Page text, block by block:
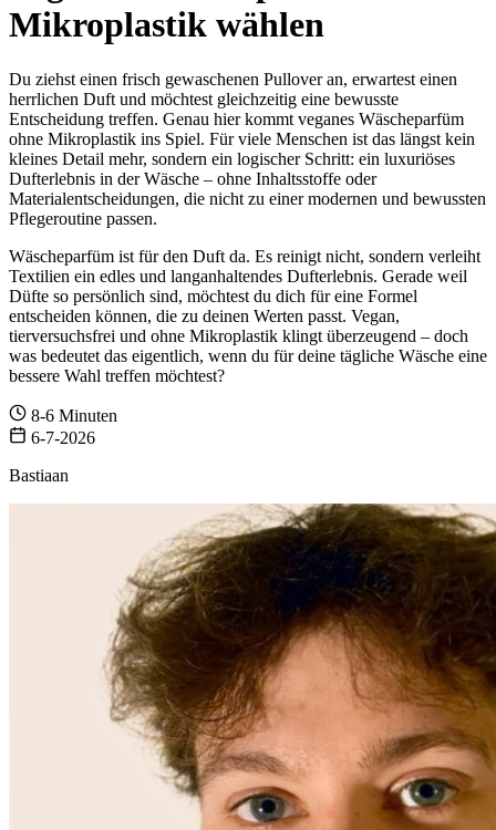
Mikroplastik wählen
Du ziehst einen frisch gewaschenen Pullover an, erwartest einen
herrlichen Duft und möchtest gleichzeitig eine bewusste
Entscheidung treffen. Genau hier kommt veganes Wäscheparfüm
ohne Mikroplastik ins Spiel. Für viele Menschen ist das längst kein
kleines Detail mehr, sondern ein logischer Schritt: ein luxuriöses
Dufterlebnis in der Wäsche – ohne Inhaltsstoffe oder
Materialentscheidungen, die nicht zu einer modernen und bewussten
Pflegeroutine passen.
Wäscheparfüm ist für den Duft da. Es reinigt nicht, sondern verleiht
Textilien ein edles und langanhaltendes Dufterlebnis. Gerade weil
Düfte so persönlich sind, möchtest du dich für eine Formel
entscheiden können, die zu deinen Werten passt. Vegan,
tierversuchsfrei und ohne Mikroplastik klingt überzeugend – doch
was bedeutet das eigentlich, wenn du für deine tägliche Wäsche eine
bessere Wahl treffen möchtest?
8-6 Minuten
6-7-2026
Bastiaan